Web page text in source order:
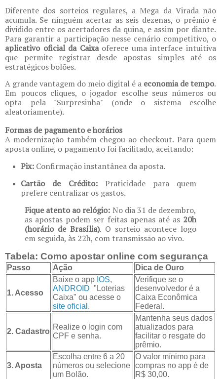
Diferente dos sorteios regulares, a Mega da Virada não
acumula. Se ninguém acertar as seis dezenas, o prêmio é
dividido entre os acertadores da quina, e assim por diante.
Para garantir a participação nesse cenário competitivo, o
aplicativo oficial da Caixaoferece uma interface intuitiva
que permite registrar desde apostas simples até os
estratégicos bolões.
A grande vantagem do meio digital é a economia de tempo.
Em poucos cliques, o jogador escolhe seus números ou
opta pela "Surpresinha" (onde o sistema escolhe
aleatoriamente).
Formas de pagamento e horários
A modernização também chegou ao checkout. Para quem
aposta online, o pagamento foi facilitado, aceitando:
Pix: Confirmação instantânea da aposta.
Cartão de Crédito:Praticidade para quem
prefere centralizar os gastos.
Fique atento ao relógio: No dia 31 de dezembro,
as apostas podem ser feitas apenas até as 20h
(horário de Brasília). O sorteio acontece logo
em seguida, às 22h, com transmissão ao vivo.
Tabela: Como apostar online com segurança
Passo Ação Dica de Ouro
1. Acesso
Baixe o app IOS,
ANDROID "Loterias
Caixa" ou acesse o
site oficial .
Verifique se o
desenvolvedor é a
Caixa Econômica
Federal.
2. Cadastro
Realize o login com
CPF e senha.
Mantenha seus dados
atualizados para
facilitar o resgate do
prêmio.
3. Aposta
Escolha entre 6 a 20
números ou selecione
um Bolão.
O valor mínimo para
compras no app é de
R$ 30,00.